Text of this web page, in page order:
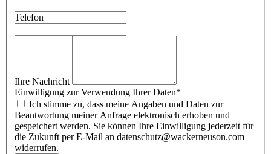
Telefon
Ihre Nachricht
Einwilligung zur Verwendung Ihrer Daten*
Beantwortung meiner Anfrage elektronisch erhoben und
gespeichert werden. Sie können Ihre Einwilligung jederzeit für
die Zukunft per E-Mail an datenschutz@wackerneuson.com
widerrufen.